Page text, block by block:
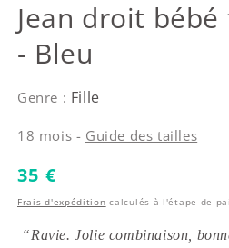
Monnalisa
Jean droit
- Bleu
Genre : Fille
18 mois - Guide des tailles
Prix habituel
35 €
Frais d'expédition calculés à l'étape de
“Ravie. Jolie combinaison,